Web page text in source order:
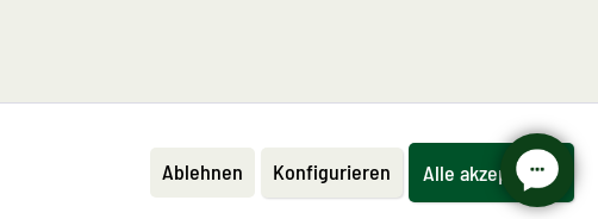
Ablehnen Alle akzeptieren
Konfigurieren